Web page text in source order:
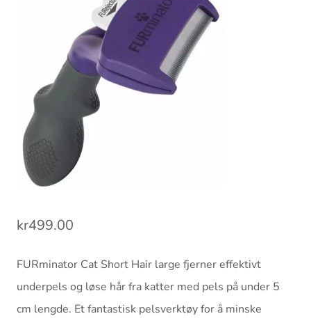
kr499.00
FURminator Cat Short Hair large fjerner effektivt
underpels og løse hår fra katter med pels på under 5
cm lengde. Et fantastisk pelsverktøy for å minske